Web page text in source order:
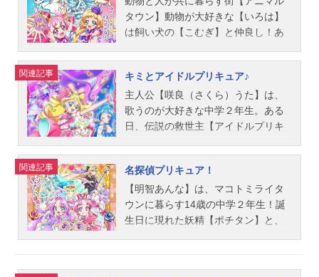
ーカラーペンダント》と《変身ス...
ース：悠木碧沢泉ちゆ／キュアフォ
ンテーヌ：依田菜津平光ひなた／キ
スミ／キュアアース：三森すずこラ
ビリン：加隈亜衣ペギタン...
ュア《キュアサマー》に変身！プリ
キュアに、学校に、部活に！ 春夏
んなトロピカっちゃおう！作品名ト
ロピカル～ジュ！プリキュア放送形
態TVアニメシリーズプリキュアスケ
ジュール2021年2月28日（日）～202
2年1月30日（日）ABCテレビ・テレ
キャスト夏海まなつ／キュアサマ
ー：ファイルーズあい涼村さんご／
キュアコーラル：花守ゆみり一之瀬
みのり／キュアパパイア：石川由依
滝...
の普通の女の子がプリキュアに変
身！レシピボンを取り戻し、みんな
ドル団に立ち向かう！作品名デリシ
ャスパーティ♡プリキュア放送形態T
Vアニメシリーズプリキュアスケジュ
ール2022年2月6日（日）～2023年1
月29日（日）テレビ朝日ほか話数全4
ャス：菱川花菜芙羽ここね／キュア
スパイシー：清水理沙華満らん／キ
ュアヤムヤム：井口裕香コメコメ：
高森奈津美パムパム：日岡なつみメ
ンメン：半場友恵ローズマリー：前
レ：茅野愛衣菓彩ゆあん、菓彩みつ
て……!?『テレビ』? 『自動車』!？
それって魔法の道具ですかっ!?!?で
くプリンセスをお城に帰してあげな
くちゃ……！ ふたつの世界を飛び
まわれ！ プリキュアたちの冒険が
いま始まる！「ヒーローの出番で
す！」作品名ひろがるスカイ！プリ
リキュアスケジュール2023年2月5日
（日）〜2024年1月28日（日）ABC
テレビ・テレビ朝日ほか話数全50話
キャストソラ・ハレワタール／キュ
アスカイ：関根明良虹ヶ丘ましろ／
は／キュアバタフライ：七瀬彩夏プ
タウン】動物が大好きな【いろは】
は飼い犬の【こむぎ】と仲良し！あ
暴れ！だけど、いろはを守るために
こむぎが人の姿になってプリキュア
に変身しちゃった…！？心がガルガ
ルしている子を助けなきゃ…！力を
合わせて動物たちを【ニコガーデ
夫、あなたの声をきかせて！」作品
名わんだふるぷりきゅあ！放送形態T
Vアニメシリーズプリキュアスケジュ
ール2024年2月4日（日）〜2025年1
月26日（日）ABCテレビ・テレビ朝
犬飼いろは／キュアフレンディ：種
関連記事
キミとアイドルプリキュア♪
主人公【咲良（さくら）うた】は、
歌うのが大好きな中学２年生。ある
日、伝説の救世主【アイドルプリキ
ン】と出会う！プリルンは、ふるさ
との【キラキランド】が、【チョッ
キリ団】のボス【ダークイーネ】に
よって、真っ暗闇にされてしまった
のだ。そんな中、街の人のキラキラ
い！私の歌で！」うたの決意が結ば
関連記事
名探偵プリキュア！
【明智あんな】は、マコトミライタ
ウンに暮らす14歳の中学２年生！誕
生日に現れた妖精【ポチタン】と、
市にタイムスリップ…！そこで出会